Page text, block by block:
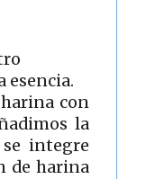
esencia.
con
la
integre
de harina